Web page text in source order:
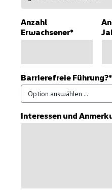
Anzahl
Erwachsener*
Barrierefreie Führung?*
Interessen und